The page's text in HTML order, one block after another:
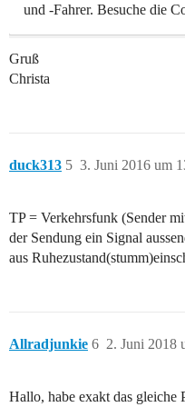
und -Fahrer. Besuche die
Gruß
Christa
duck313 3. Juni 2016 um
5
TP = Verkehrsfunk (Sender
der Sendung ein Signal
aus
Allradjunkie 2. Juni 2018
6
Hallo, habe exakt das